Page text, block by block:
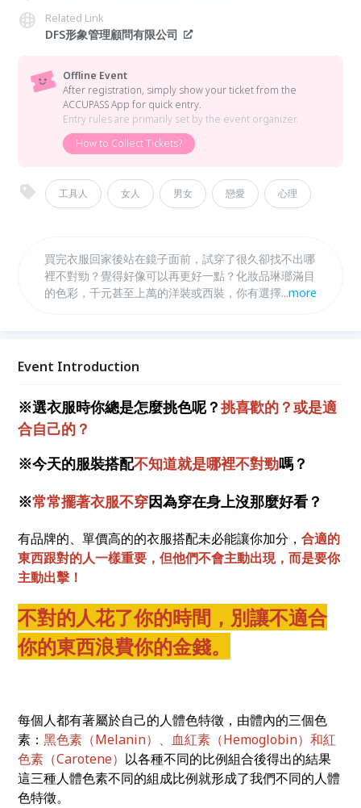
Related Link
DFS形象管理顧問有限公司
Offline Event
After registration, simply show your ticket from the
ACCUPASS App for quick entry.
Entry rules are primarily set by the event organizer.
How to Collect Tickets?
工具人 女人 男女 戀愛 心理
買完衣服回家後站在鏡子面前，試穿了很久卻找不出哪
裡不對勁？覺得好像可以再更好一點？化妝品琳瑯滿目
的色彩，千元甚至上萬的洋裝或西裝，你有選擇障礙
...more
Event Introduction
※選衣服時你總是怎麼挑色呢？挑喜歡的？或是適
合自己的？
※今天的服裝搭配不知道就是哪裡不對勁嗎？
※常常擺著衣服不穿因為穿在身上沒那麼好看？
有品牌的、單價高的的衣服搭配未必能讓你加分，合適的
東西跟對的人一樣重要，但他們不會主動出現，而是要你
主動出擊！
不對的人花了你的時間，別讓不適合
你的東西浪費你的金錢。
每個人都有著屬於自己的人體色特徵，由體內的三個色
素：黑色素（Melanin）、血紅素（Hemoglobin）和紅
色素（Carotene） 以各種不同的比例組合後得出的結果
這三種人體色素不同的組成比例就形成了我們不同的人體
色特徵。